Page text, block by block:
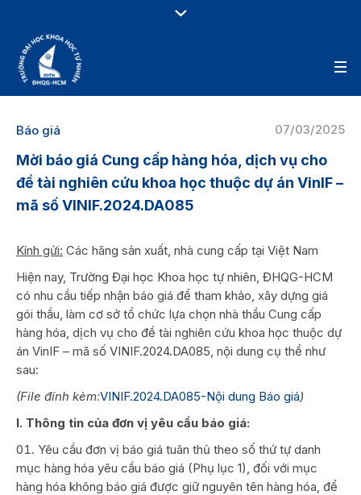
07/03/2025
Báo giá
Mời báo giá Cung cấp hàng hóa, dịch vụ cho
đề tài nghiên cứu khoa học thuộc dự án VinIF –
mã số VINIF.2024.DA085
Kính gửi: Các hãng sản xuất, nhà cung cấp tại Việt Nam
Hiện nay, Trường Đại học Khoa học tự nhiên, ĐHQG-HCM
có nhu cầu tiếp nhận báo giá để tham khảo, xây dựng giá
gói thầu, làm cơ sở tổ chức lựa chọn nhà thầu Cung cấp
hàng hóa, dịch vụ cho đề tài nghiên cứu khoa học thuộc dự
án VinIF – mã số VINIF.2024.DA085, nội dung cụ thể như
sau:
(File đính kèm:VINIF.2024.DA085-Nội dung Báo giá)
I. Thông tin của đơn vị yêu cầu báo giá:
Yêu cầu đơn vị báo giá tuân thủ theo số thứ tự danh
mục hàng hóa yêu cầu báo giá (Phụ lục 1), đối với mục
hàng hóa không báo giá được giữ nguyên tên hàng hóa, để